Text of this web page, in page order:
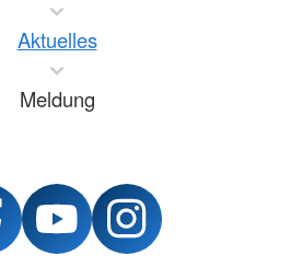
Aktuelles
Meldung